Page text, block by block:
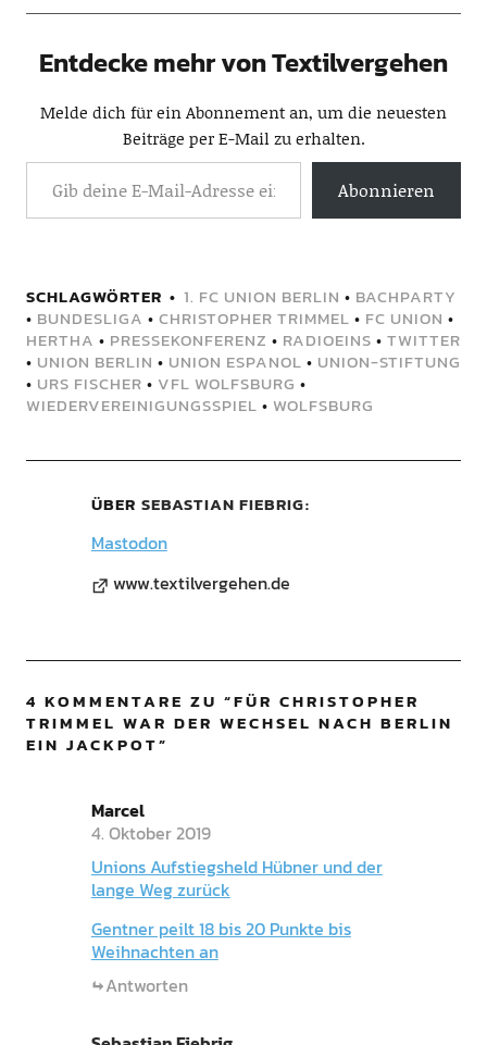
Entdecke mehr von Textilvergehen
Melde dich für ein Abonnement an, um die neuesten
Beiträge per E-Mail zu erhalten.
Abonnieren
SCHLAGWÖRTER 1. FC UNION BERLIN • BACHPARTY
• BUNDESLIGA • CHRISTOPHER TRIMMEL • FC UNION •
HERTHA • PRESSEKONFERENZ • RADIOEINS • TWITTER
• UNION BERLIN • UNION ESPANOL • UNION-STIFTUNG
• URS FISCHER • VFL WOLFSBURG •
WIEDERVEREINIGUNGSSPIEL • WOLFSBURG
ÜBER SEBASTIAN FIEBRIG
Mastodon
www.textilvergehen.de
4 KOMMENTARE ZU “FÜR CHRISTOPHER
TRIMMEL WAR DER WECHSEL NACH BERLIN
EIN JACKPOT”
Marcel
4. Oktober 2019
Unions Aufstiegsheld Hübner und der
lange Weg zurück
Gentner peilt 18 bis 20 Punkte bis
Weihnachten an
Antworten